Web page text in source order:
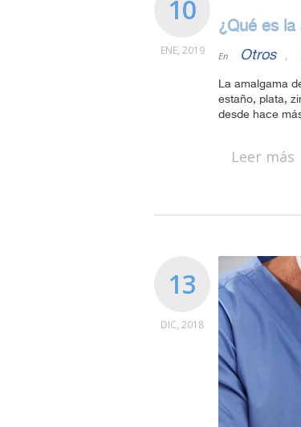
10
ENE, 2019
¿Qué es
En Otros ,
La amalgama
estaño, plata,
desde hace
Leer más
13
DIC, 2018